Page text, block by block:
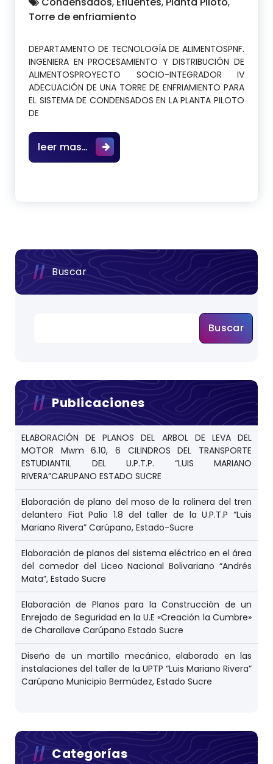
Torre de enfriamiento
DEPARTAMENTO DE TECNOLOGÍA DE ALIMENTOSPNF.
INGENIERA EN PROCESAMIENTO Y DISTRIBUCIÓN DE
ALIMENTOSPROYECTO SOCIO-INTEGRADOR IV
ADECUACIÓN DE UNA TORRE DE ENFRIAMIENTO PARA
EL SISTEMA DE CONDENSADOS EN LA PLANTA PILOTO
DE
leer mas… ADECUACIÓN DE UNA TORRE DE
Buscar
Buscar
Publicaciones
ELABORACIÓN DE PLANOS DEL ARBOL DE LEVA DEL
MOTOR Mwm 6.10, 6 CILINDROS DEL TRANSPORTE
ESTUDIANTIL DEL U.P.T.P. “LUIS MARIANO
RIVERA”CARUPANO ESTADO SUCRE
Elaboración de plano del moso de la rolinera del tren
delantero Fiat Palio 1.8 del taller de la U.P.T.P “Luis
Mariano Rivera” Carúpano, Estado-Sucre
Elaboración de planos del sistema eléctrico en el área
del comedor del Liceo Nacional Bolivariano “Andrés
Mata”, Estado Sucre
Elaboración de Planos para la Construcción de un
Enrejado de Seguridad en la U.E «Creación la Cumbre»
de Charallave Carúpano Estado Sucre
Diseño de un martillo mecánico, elaborado en las
instalaciones del taller de la UPTP “Luis Mariano Rivera”
Carúpano Municipio Bermúdez, Estado Sucre
Categorías